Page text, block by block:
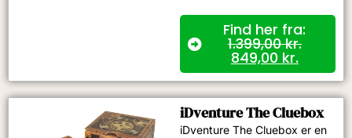
Find her fra:
1.399,00kr.
849,00 kr.
iDventure The Cluebox
iDventure The Cluebox er en